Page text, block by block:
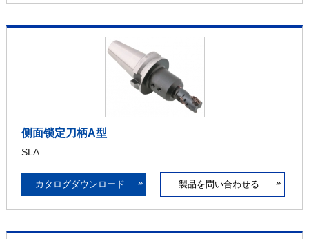
侧面锁定刀柄A型
SLA
カタログダウンロード » 製品を問い合わせる »